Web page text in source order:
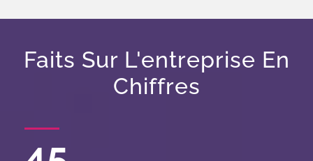
Faits Sur L'entreprise En
Chiffres